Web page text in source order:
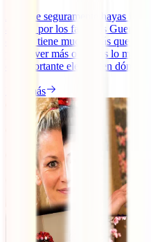
Aunque seguramente hayas
atraído por los famosos
ciudad tiene mucho más que
puede ver más o menos lo más
es importante elegir bien dónde
Leer más